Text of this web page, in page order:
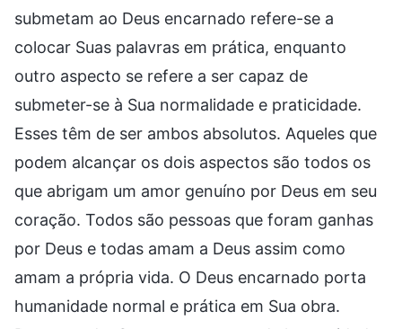
submetam ao Deus encarnado refere-se a
colocar Suas palavras em prática, enquanto
outro aspecto se refere a ser capaz de
submeter-se à Sua normalidade e praticidade.
Esses têm de ser ambos absolutos. Aqueles que
podem alcançar os dois aspectos são todos os
que abrigam um amor genuíno por Deus em seu
coração. Todos são pessoas que foram ganhas
por Deus e todas amam a Deus assim como
amam a própria vida. O Deus encarnado porta
humanidade normal e prática em Sua obra.